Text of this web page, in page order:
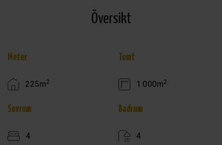
Översikt
Meter
225m2
Tomt
1.000m2
Sovrum
4
Badrum
4